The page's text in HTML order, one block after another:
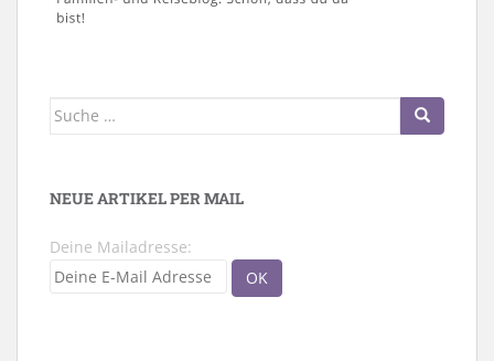
Suche
NEUE ARTIKEL PER MAIL
Deine Mailadresse: